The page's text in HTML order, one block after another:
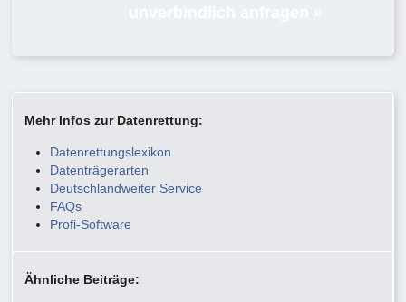
Mehr Infos zur Datenrettung:
Datenrettungslexikon
Datenträgerarten
Deutschlandweiter Service
FAQs
Profi-Software
Ähnliche Beiträge: